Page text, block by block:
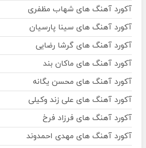
آکورد آهنگ های شهاب مظفری
آکورد آهنگ های سینا پارسیان
آکورد آهنگ های گرشا رضایی
آکورد آهنگ های ماکان بند
آکورد آهنگ های محسن یگانه
آکورد آهنگ های علی زند وکیلی
آکورد آهنگ های فرزاد فرخ
آکورد آهنگ های مهدی احمدوند